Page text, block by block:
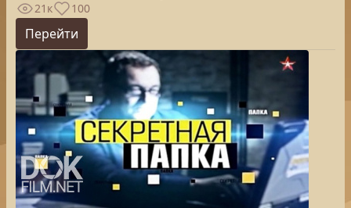
21к 100
Перейти